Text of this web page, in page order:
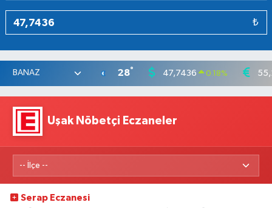
₺
28° 47,7436 0.18%
Uşak Nöbetçi Eczaneler
Serap Eczanesi